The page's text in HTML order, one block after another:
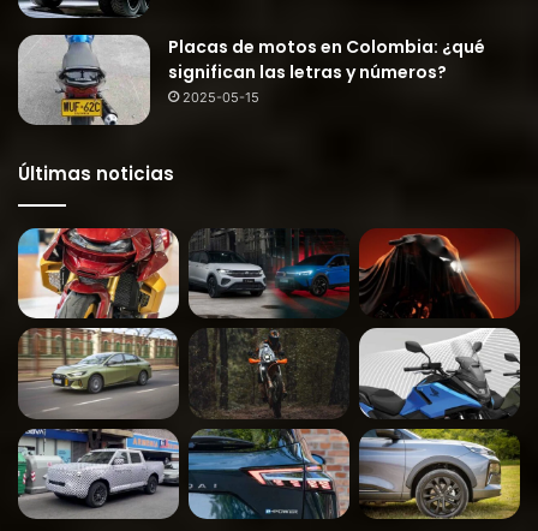
Placas de motos en Colombia: ¿qué
significan las letras y números?
2025-05-15
Últimas noticias